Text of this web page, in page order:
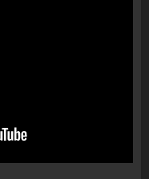
në Shqipëri të